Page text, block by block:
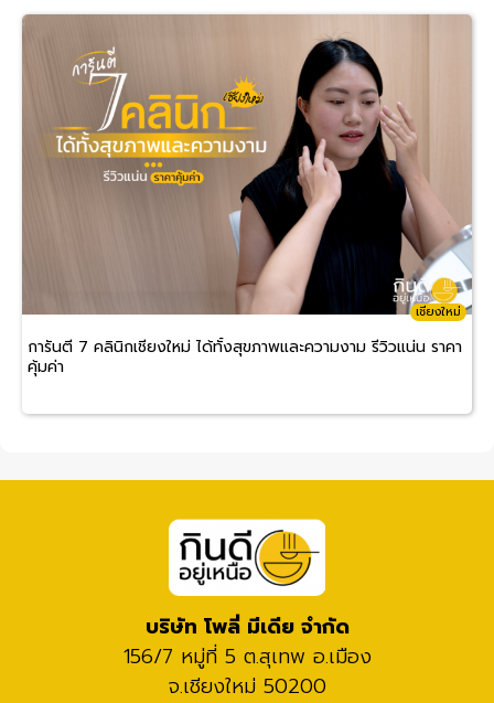
เชียงใหม่
การันตี 7 คลินิกเชียงใหม่ ได้ทั้งสุขภาพและความงาม รีวิวแน่น ราคา
คุ้มค่า
บริษัท โพลี่ มีเดีย จำกัด
156/7 หมู่ที่ 5 ต.สุเทพ อ.เมือง
จ.เชียงใหม่ 50200